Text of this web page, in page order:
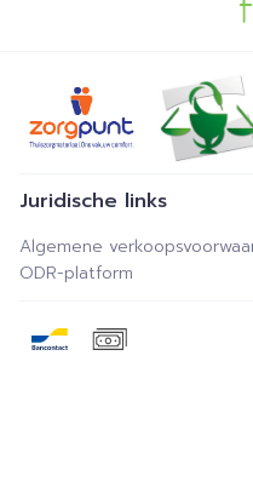
Juridische links
Algemene
ODR-platform